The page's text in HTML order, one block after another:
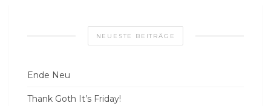
NEUESTE BEITRÄGE
Ende Neu
Thank Goth It’s Friday!